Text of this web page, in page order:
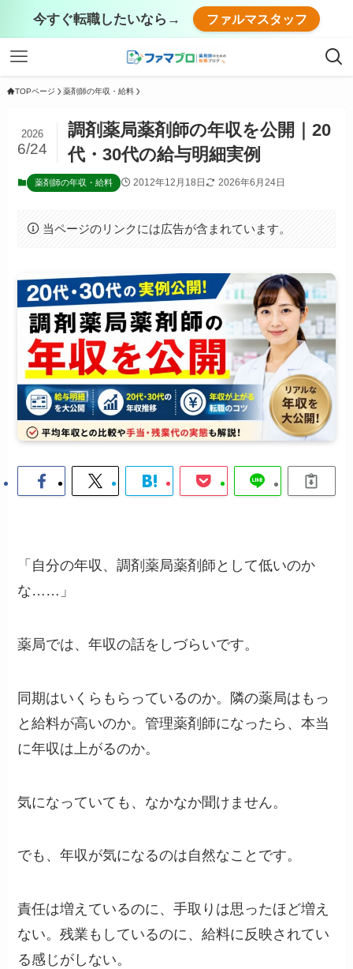
今すぐ転職したいなら→ ファルマスタッフ
TOPページ 薬剤師の年収・給料
調剤薬局薬剤師の年収を公開｜20
代・30代の給与明細実例
2026
6/24
薬剤師の年収・給料 2012年12月18日 2026年6月24日
当ページのリンクには広告が含まれています。
「自分の年収、調剤薬局薬剤師として低いのか
な……」
薬局では、年収の話をしづらいです。
同期はいくらもらっているのか。隣の薬局はもっ
と給料が高いのか。管理薬剤師になったら、本当
に年収は上がるのか。
気になっていても、なかなか聞けません。
でも、年収が気になるのは自然なことです。
責任は増えているのに、手取りは思ったほど増え
ない。残業もしているのに、給料に反映されてい
る感じがしない。